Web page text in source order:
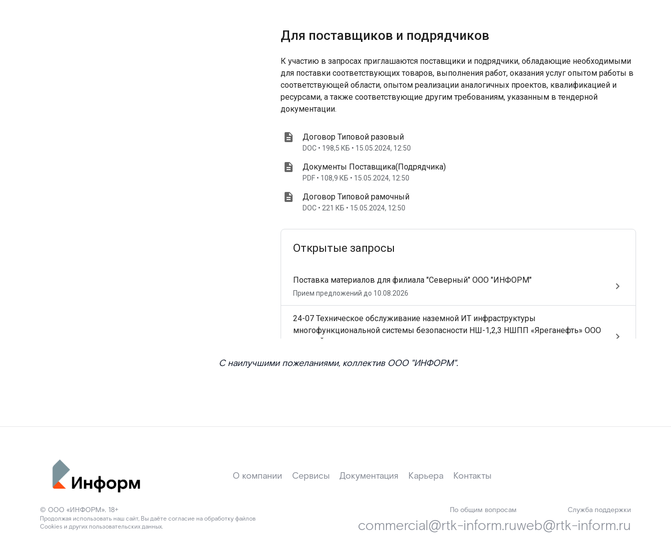
С наилучшими пожеланиями, коллектив ООО "ИНФОРМ".
О компании Сервисы Документация Карьера Контакты
© ООО «ИНФОРМ». 18+
Продолжая использовать наш сайт, Вы даёте согласие на обработку файлов
Cookies и других пользовательских данных.
По общим вопросам
commercial@rtk-inform.ru
Служба поддержки
web@rtk-inform.ru